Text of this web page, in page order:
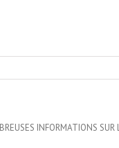
INFORMATIONS SUR